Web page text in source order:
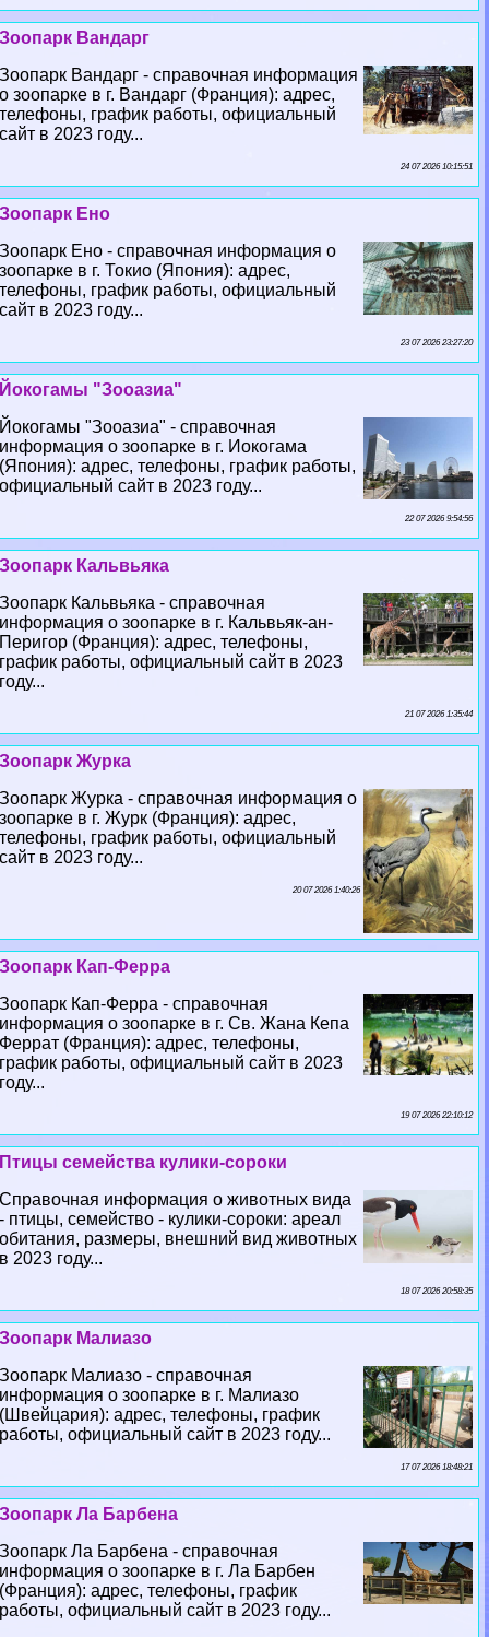
Зоопарк Вандарг
Зоопарк Вандарг - справочная информация
о зоопарке в г. Вандарг (Франция): адрес,
телефоны, график работы, официальный
сайт в 2023 году...
24 07 2026 10:15:51
Зоопарк Ено
Зоопарк Ено - справочная информация о
зоопарке в г. Токио (Япония): адрес,
телефоны, график работы, официальный
сайт в 2023 году...
23 07 2026 23:27:20
Йокогамы "Зооазиа"
Йокогамы "Зооазиа" - справочная
информация о зоопарке в г. Иокогама
(Япония): адрес, телефоны, график работы,
официальный сайт в 2023 году...
22 07 2026 9:54:56
Зоопарк Кальвьяка
Зоопарк Кальвьяка - справочная
информация о зоопарке в г. Кальвьяк-ан-
Перигор (Франция): адрес, телефоны,
график работы, официальный сайт в 2023
году...
21 07 2026 1:35:44
Зоопарк Журка
Зоопарк Журка - справочная информация о
зоопарке в г. Журк (Франция): адрес,
телефоны, график работы, официальный
сайт в 2023 году...
20 07 2026 1:40:26
Зоопарк Кап-Ферра
Зоопарк Кап-Ферра - справочная
информация о зоопарке в г. Св. Жана Кепа
Феррат (Франция): адрес, телефоны,
график работы, официальный сайт в 2023
году...
19 07 2026 22:10:12
Птицы семейства кулики-сороки
Справочная информация о животных вида
- птицы, семейство - кулики-сороки: ареал
обитания, размеры, внешний вид животных
в 2023 году...
18 07 2026 20:58:35
Зоопарк Малиазо
Зоопарк Малиазо - справочная
информация о зоопарке в г. Малиазо
(Швейцария): адрес, телефоны, график
работы, официальный сайт в 2023 году...
17 07 2026 18:48:21
Зоопарк Ла Барбена
Зоопарк Ла Барбена - справочная
информация о зоопарке в г. Ла Барбен
(Франция): адрес, телефоны, график
работы, официальный сайт в 2023 году...